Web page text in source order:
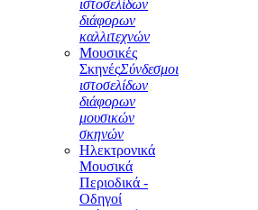
ιστοσελίδων
διάφορων
καλλιτεχνών
Μουσικές
ΣκηνέςΣύνδεσμοι
ιστοσελίδων
διάφορων
μουσικών
σκηνών
Ηλεκτρονικά
Μουσικά
Περιοδικά -
Οδηγοί